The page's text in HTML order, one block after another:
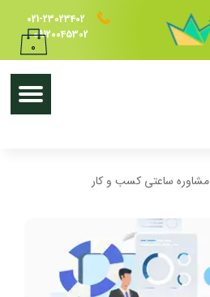
021-23023402
09120045302
۰
مشاوره ساعتی کسب و کار